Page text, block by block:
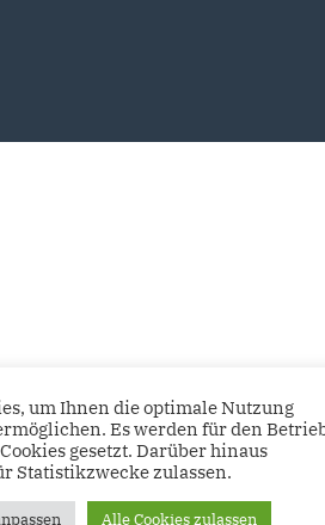
um Ihnen die optimale Nutzung
Es werden für den
gesetzt. Darüber hinaus
Statistikzwecke zulassen.
Alle Cookies zulassen